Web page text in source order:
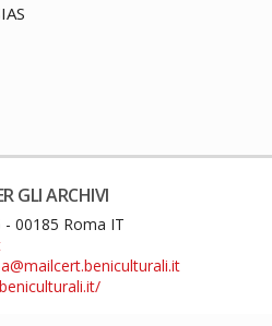
GLI ARCHIVI
00185 Roma IT